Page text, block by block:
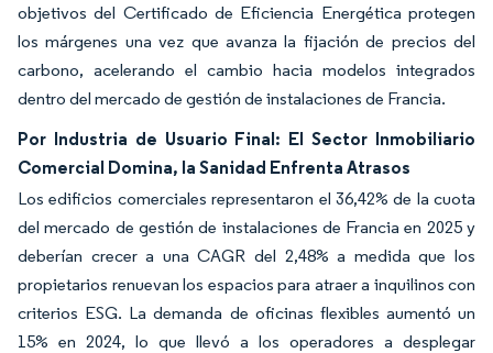
objetivos del Certificado de Eficiencia Energética protegen
los márgenes una vez que avanza la fijación de precios del
carbono, acelerando el cambio hacia modelos integrados
dentro del mercado de gestión de instalaciones de Francia.
Por Industria de Usuario Final: El Sector Inmobiliario
Comercial Domina, la Sanidad Enfrenta Atrasos
Los edificios comerciales representaron el 36,42% de la cuota
del mercado de gestión de instalaciones de Francia en 2025 y
deberían crecer a una CAGR del 2,48% a medida que los
propietarios renuevan los espacios para atraer a inquilinos con
criterios ESG. La demanda de oficinas flexibles aumentó un
15% en 2024, lo que llevó a los operadores a desplegar